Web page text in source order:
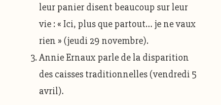
leur panier disent beaucoup sur leur
vie : « Ici, plus que partout… je ne vaux
rien » (jeudi 29 novembre).
Annie Ernaux parle de la disparition
des caisses traditionnelles (vendredi 5
avril).